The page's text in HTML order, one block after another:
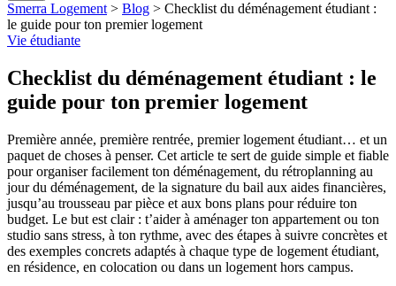
Smerra Logement > Blog > Checklist du déménagement étudiant :
le guide pour ton premier logement
Vie étudiante
Checklist du déménagement étudiant : le
guide pour ton premier logement
Première année, première rentrée, premier logement étudiant… et un
paquet de choses à penser. Cet article te sert de guide simple et fiable
pour organiser facilement ton déménagement, du rétroplanning au
jour du déménagement, de la signature du bail aux aides financières,
jusqu’au trousseau par pièce et aux bons plans pour réduire ton
budget. Le but est clair : t’aider à aménager ton appartement ou ton
studio sans stress, à ton rythme, avec des étapes à suivre concrètes et
des exemples concrets adaptés à chaque type de logement étudiant,
en résidence, en colocation ou dans un logement hors campus.